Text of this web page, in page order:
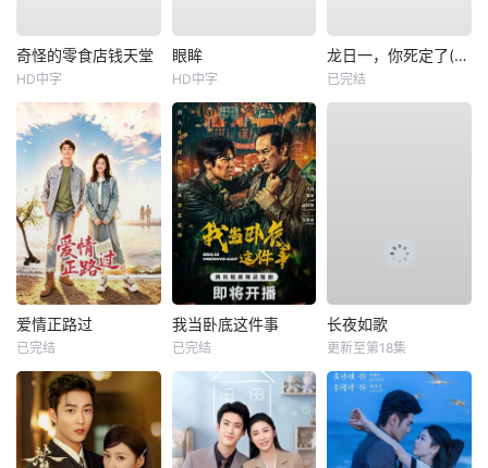
奇怪的零食店钱天堂
HD中字
眼眸
HD中字
龙日一，你死定了(短剧)
已完结
爱情正路过
已完结
我当卧底这件事
已完结
长夜如歌
更新至第18集